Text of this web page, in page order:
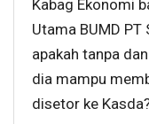
Kabag Ekonomi
Utama BUMD PT
apakah tanpa
dia mampu
disetor ke